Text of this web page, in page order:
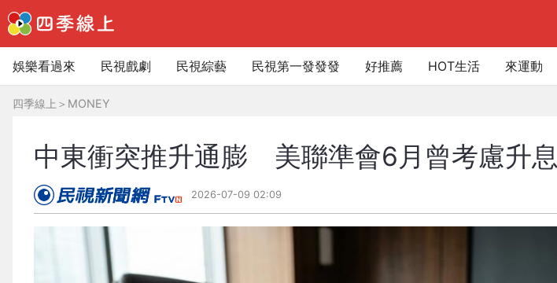
娛樂看過來 民視戲劇 民視綜藝 民視第一發發發 好推薦 HOT生活 來運動
四季線上 ＞ MONEY
中東衝突推升通膨 美聯準會6月曾考慮升息
2026-07-09 02:09